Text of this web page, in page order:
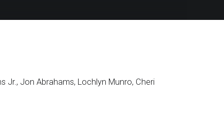
Jr., Jon Abrahams, Lochlyn Munro, Cheri